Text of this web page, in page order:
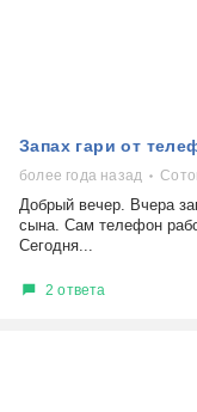
Запах гари от
более года назад
Добрый вечер. Вчера
сына. Сам телефон
Сегодня...
2 ответа